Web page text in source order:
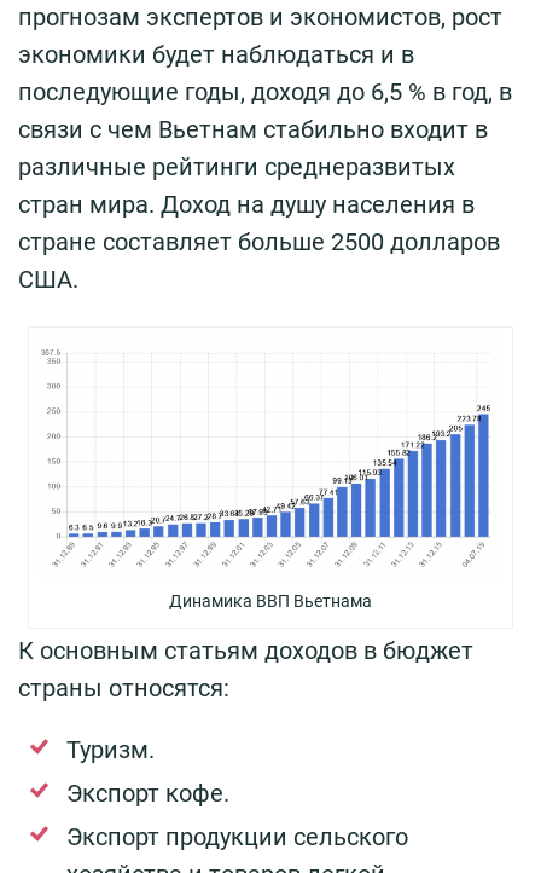
прогнозам экспертов и экономистов, рост
экономики будет наблюдаться и в
последующие годы, доходя до 6,5 % в год, в
связи с чем Вьетнам стабильно входит в
различные рейтинги среднеразвитых
стран мира. Доход на душу населения в
стране составляет больше 2500 долларов
США.
Динамика ВВП Вьетнама
К основным статьям доходов в бюджет
страны относятся:
Туризм.
Экспорт кофе.
Экспорт продукции сельского